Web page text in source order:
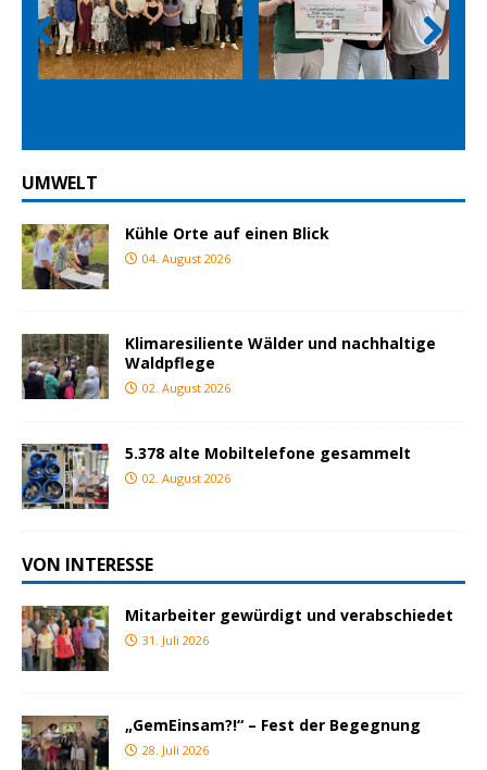
Prev
ious
Nex
t
UMWELT
Kühle Orte auf einen Blick
04. August 2026
Klimaresiliente Wälder und nachhaltige
Waldpflege
02. August 2026
5.378 alte Mobiltelefone gesammelt
02. August 2026
VON INTERESSE
Mitarbeiter gewürdigt und verabschiedet
31. Juli 2026
„GemEinsam?!“ – Fest der Begegnung
28. Juli 2026